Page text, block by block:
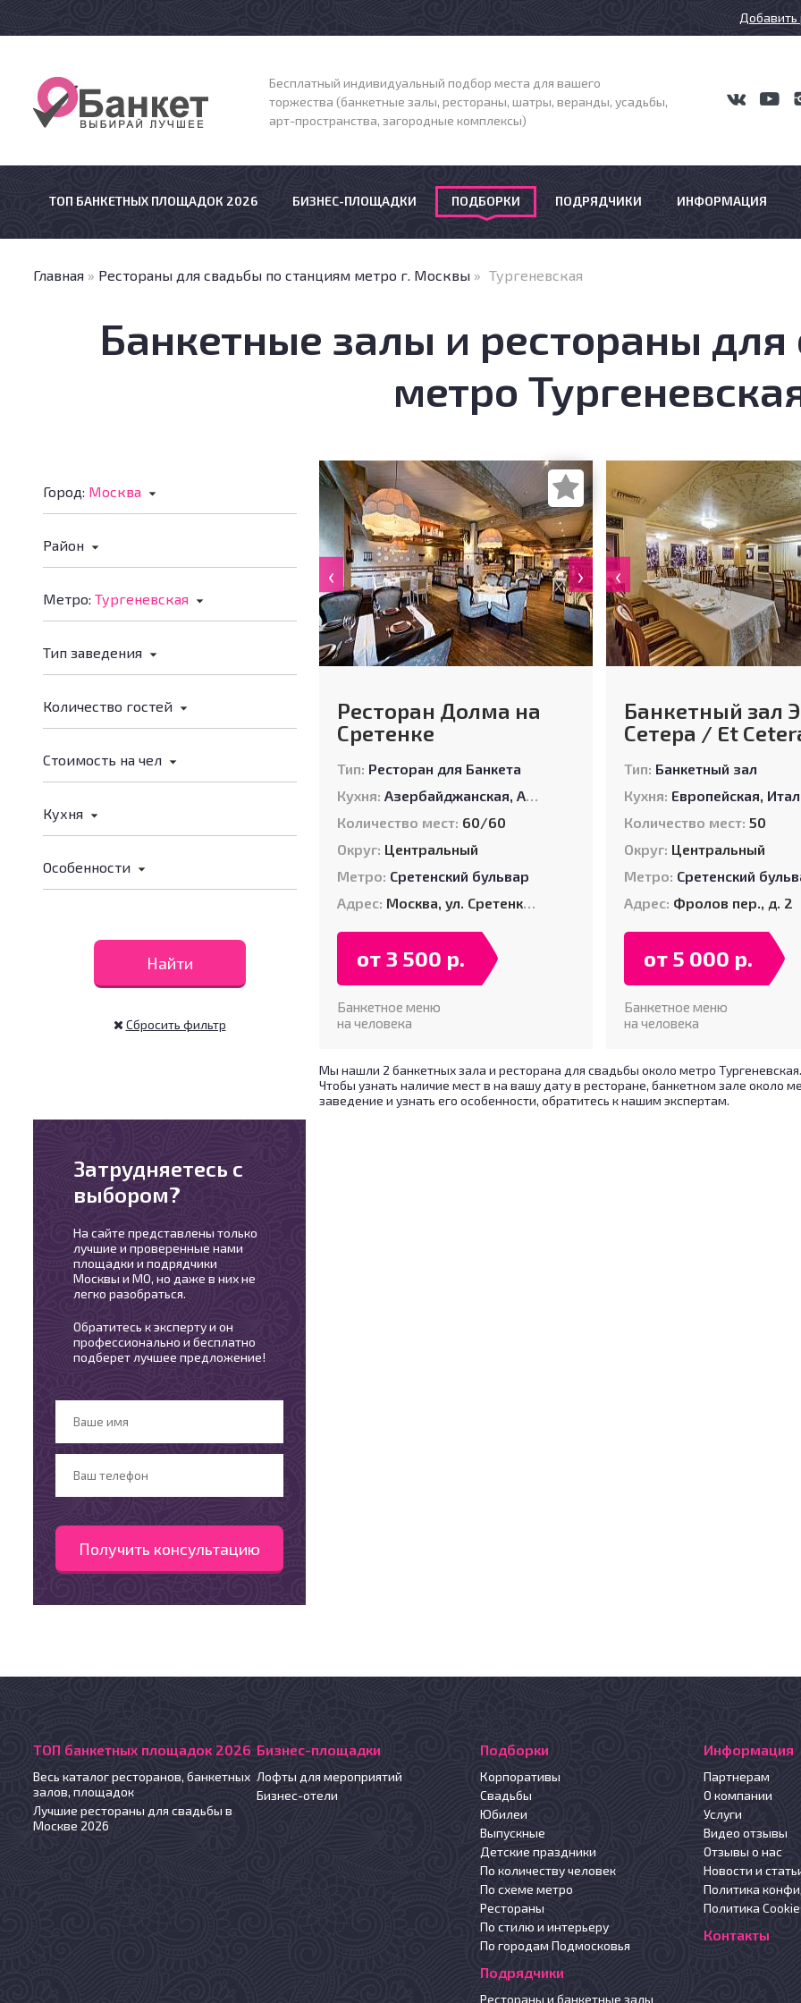
Добавить
Бесплатный индивидуальный подбор места для вашего
торжества (банкетные залы, рестораны, шатры, веранды, усадьбы,
арт-пространства, загородные комплексы)
ТОП БАНКЕТНЫХ ПЛОЩАДОК 2026 БИЗНЕС-ПЛОЩАДКИ ПОДБОРКИ ПОДРЯДЧИКИ ИНФОРМАЦИЯ
Главная » Рестораны для свадьбы по станциям метро г. Москвы » Тургеневская
Банкетные залы и рестораны
метро
Город: Москва
Район
Метро: Тургеневская
Тип заведения
Количество гостей
Стоимость на чел
Кухня
Особенности
Найти
Сбросить фильтр
Затрудняетесь с
выбором?
На сайте представлены только
лучшие и проверенные нами
площадки и подрядчики
Москвы и МО, но даже в них не
легко разобраться.
Обратитесь к эксперту и он
профессионально и бесплатно
подберет лучшее предложение!
‹ ›
Ресторан Долма на
Сретенке
Тип: Ресторан для Банкета
Кухня: Азербайджанская, Армянская Грузинская,Европейская,
Количество мест: 60/60
Округ: Центральный
Метро: Сретенский бульвар
Адрес: Москва, ул. Сретенка, д. 12
от 3 500 р.
Банкетное меню
на человека
‹
Банкетный зал
Сетера / Et
Тип: Банкетный зал
Кухня: Европейская,
Количество мест: 50
Округ: Центральный
Метро: Сретенский
Адрес: Фролов пер., д. 2
от 5 000 р.
Банкетное меню
на человека
Мы нашли 2 банкетных зала и ресторана для свадьбы около метро Тургеневская.
Чтобы узнать наличие мест в на вашу дату в ресторане, банкетном зале около
заведение и узнать его особенности, обратитесь к нашим экспертам.
ТОП банкетных площадок 2026
Весь каталог ресторанов, банкетных
залов, площадок
Лучшие рестораны для свадьбы в
Москве 2026
Бизнес-площадки
Лофты для мероприятий
Бизнес-отели
Подборки
Корпоративы
Свадьбы
Юбилеи
Выпускные
Детские праздники
По количеству человек
По схеме метро
Рестораны
По стилю и интерьеру
По городам Подмосковья
Подрядчики
Рестораны и банкетные залы
Информация
Партнерам
О компании
Услуги
Видео отзывы
Отзывы о нас
Новости и
Политика
Политика
Контакты